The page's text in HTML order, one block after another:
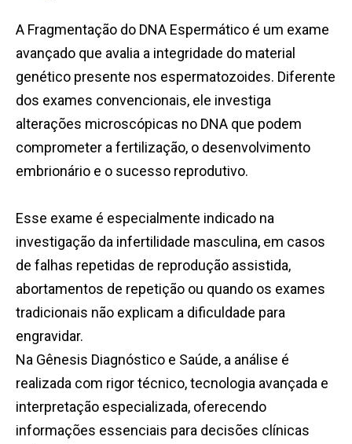
A Fragmentação do DNA Espermático é um exame
avançado que avalia a integridade do material
genético presente nos espermatozoides. Diferente
dos exames convencionais, ele investiga
alterações microscópicas no DNA que podem
comprometer a fertilização, o desenvolvimento
embrionário e o sucesso reprodutivo.
Esse exame é especialmente indicado na
investigação da infertilidade masculina, em casos
de falhas repetidas de reprodução assistida,
abortamentos de repetição ou quando os exames
tradicionais não explicam a dificuldade para
engravidar.
Na Gênesis Diagnóstico e Saúde, a análise é
realizada com rigor técnico, tecnologia avançada e
interpretação especializada, oferecendo
informações essenciais para decisões clínicas